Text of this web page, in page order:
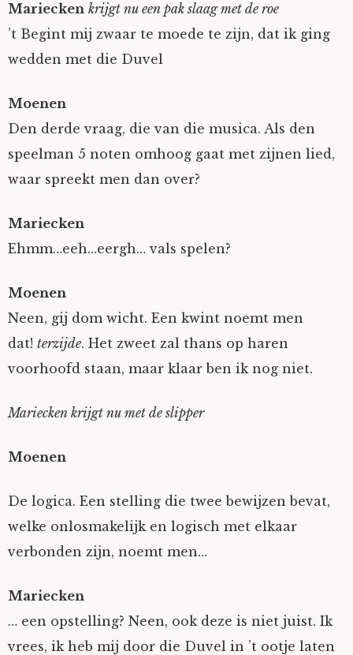
Mariecken krijgt nu een pak slaag met de roe
’t Begint mij zwaar te moede te zijn, dat ik ging
wedden met die Duvel
Moenen
Den derde vraag, die van die musica. Als den
speelman 5 noten omhoog gaat met zijnen lied,
waar spreekt men dan over?
Mariecken
Ehmm…eeh…eergh… vals spelen?
Moenen
Neen, gij dom wicht. Een kwint noemt men
dat! terzijde. Het zweet zal thans op haren
voorhoofd staan, maar klaar ben ik nog niet.
Mariecken krijgt nu met de slipper
Moenen
De logica. Een stelling die twee bewijzen bevat,
welke onlosmakelijk en logisch met elkaar
verbonden zijn, noemt men…
Mariecken
… een opstelling? Neen, ook deze is niet juist. Ik
vrees, ik heb mij door die Duvel in ’t ootje laten